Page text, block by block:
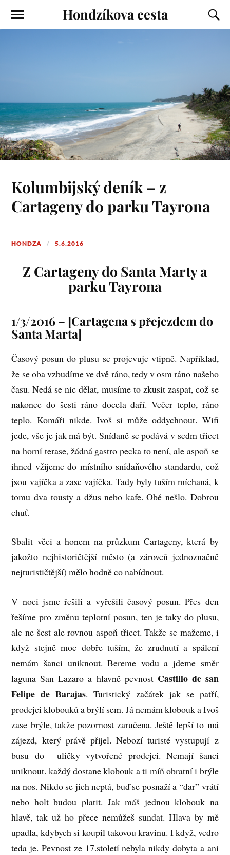
Hondzíkova cesta
Kolumbijský deník – z
Cartageny do parku Tayrona
HONDZA 5.6.2016
Z Cartageny do Santa Marty a
parku Tayrona
1/3/2016 – [Cartagena s přejezdem do
Santa Marta]
Časový posun do plusu se projevuje vtipně. Například,
že se oba vzbudíme ve dvě ráno, tedy v osm ráno našeho
času. Nedá se nic dělat, musíme to zkusit zaspat, což se
nakonec do šesti ráno docela daří. Večer teplo, ráno
teplo. Komáři nikde. Ivoš si může oddychnout. Wifi
jede, vše je jak má být. Snídaně se podává v sedm třicet
na horní terase, žádná gastro pecka to není, ale aspoň se
ihned vžijeme do místního snídaňového standardu, což
jsou vajíčka a zase vajíčka. Tady byly tuším míchaná, k
tomu dva tousty a džus nebo kafe. Obé nešlo. Dobrou
chuť.
Sbalit věci a honem na průzkum Cartageny, která by
jakožto nejhistoričtější město (a zároveň jednoznačně
nejturističtější) mělo hodně co nabídnout.
V noci jsme řešili a vyřešili časový posun. Přes den
řešíme pro změnu teplotní posun, ten je taky do plusu,
ale ne šest ale rovnou aspoň třicet. Takže se mažeme, i
když stejně moc dobře tuším, že zrudnutí a spálení
nemám šanci uniknout. Bereme vodu a jdeme směr
laguna San Lazaro a hlavně pevnost Castillo de san
Felipe de Barajas. Turistický začátek jak se patří,
prodejci klobouků a brýlí sem. Já nemám klobouk a Ivoš
zase brýle, takže pozornost zaručena. Ještě lepší to má
zájezd, který právě přijel. Nebozí turisté vystupují z
busu do uličky vytvořené prodejci. Nemají šanci
uniknout. každý dostane klobouk a ti míň obratní i brýle
na nos. Nikdo se jich neptá, buď se posnaží a “dar” vrátí
nebo holt budou platit. Jak máš jednou klobouk na
hlavě, tak už ho přece nemůžeš sundat. Hlava by mě
upadla, kdybych si koupil takovou kravinu. I když, vedro
teda je. Pevnost ze 17.století nebyla nikdy dobyta a ani